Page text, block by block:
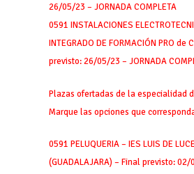
26/05/23 – JORNADA COMPLETA
0591 INSTALACIONES
INTEGRADO DE FORMACIÓN PRO de
previsto: 26/05/23 – JORNADA
Plazas ofertadas de la especialidad
Marque las opciones que
0591 PELUQUERIA – IES LUIS DE
(GUADALAJARA) – Final previsto: 02/